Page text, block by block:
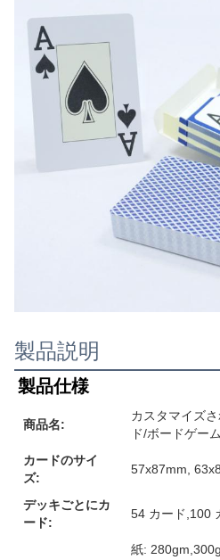
製品説明
製品仕様
商品名:
カスタマイズ
ド/ボードゲーム
カードのサイ
ズ:
57x87mm,
デッキごとにカ
ード:
54 カード,100
紙: